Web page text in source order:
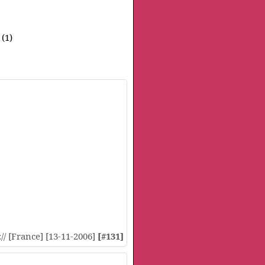
[France] [13-11-2006] [#131]